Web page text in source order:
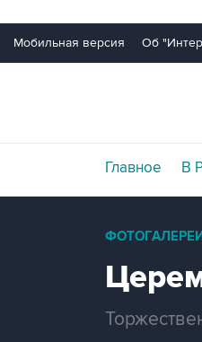
Мобильная версия Об
Главное В